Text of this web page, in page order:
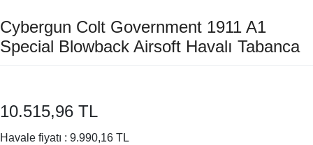
Cybergun Colt Government 1911 A1
Special Blowback Airsoft Havalı Tabanca
10.515,96 TL
Havale fiyatı : 9.990,16 TL